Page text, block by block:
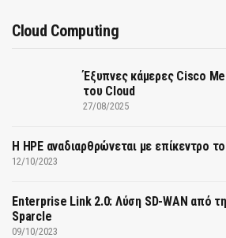
Cloud Computing
Έξυπνες κάμερες Cisco
του Cloud
27/08/2025
H HPE αναδιαρθρώνεται με επίκεντρο
12/10/2023
Enterprise Link 2.0: Λύση SD-WAN από
Sparcle
09/10/2023